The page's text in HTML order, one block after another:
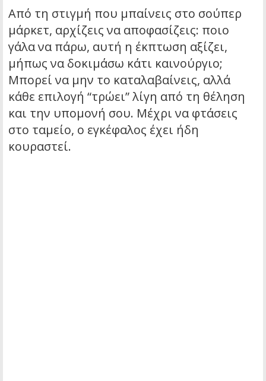
Από τη στιγμή που μπαίνεις στο σούπερ
μάρκετ, αρχίζεις να αποφασίζεις: ποιο
γάλα να πάρω, αυτή η έκπτωση αξίζει,
μήπως να δοκιμάσω κάτι καινούργιο;
Μπορεί να μην το καταλαβαίνεις, αλλά
κάθε επιλογή “τρώει” λίγη από τη θέληση
και την υπομονή σου. Μέχρι να φτάσεις
στο ταμείο, ο εγκέφαλος έχει ήδη
κουραστεί.